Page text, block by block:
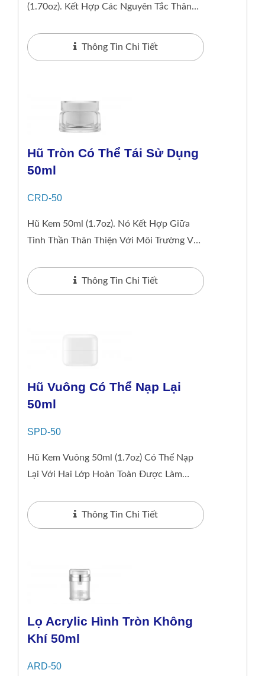
(1.70oz). Kết Hợp Các Nguyên Tắc Thân
Trọng, Bao Bì Của...
Thông Tin Chi Tiết
Hũ Tròn Có Thể Tái Sử Dụng
50ml
CRD-50
Hũ Kem 50ml (1.7oz). Nó Kết Hợp Giữa
Tinh Thần Thân Thiện Với Môi Trường Và
Trong Có Thể...
Thông Tin Chi Tiết
Hũ Vuông Có Thể Nạp Lại
50ml
SPD-50
Hũ Kem Vuông 50ml (1.7oz) Có Thể Nạp
Lại Với Hai Lớp Hoàn Toàn Được Làm
Với 4 Mặt...
Thông Tin Chi Tiết
Lọ Acrylic Hình Tròn Không
Khí 50ml
ARD-50